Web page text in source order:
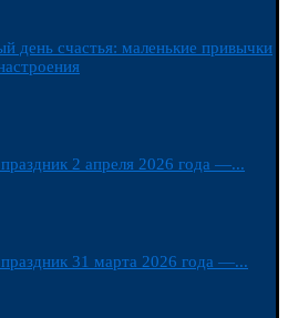
день счастья: маленькие привычки
2 апреля 2026 года —...
31 марта 2026 года —...